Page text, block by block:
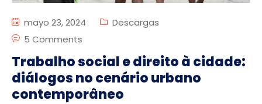
mayo 23, 2024
Descargas
5 Comments
Trabalho social e direito à cidade:
diálogos no cenário urbano
contemporâneo